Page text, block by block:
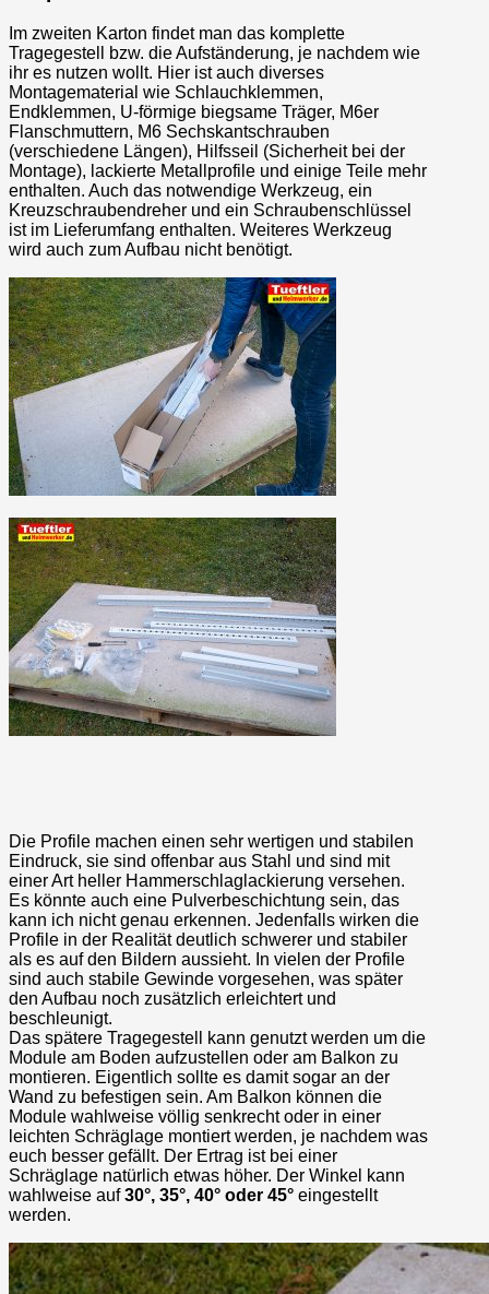
Im zweiten Karton findet man das komplette
Tragegestell bzw. die Aufständerung, je nachdem wie
ihr es nutzen wollt. Hier ist auch diverses
Montagematerial wie Schlauchklemmen,
Endklemmen, U-förmige biegsame Träger, M6er
Flanschmuttern, M6 Sechskantschrauben
(verschiedene Längen), Hilfsseil (Sicherheit bei der
Montage), lackierte Metallprofile und einige Teile mehr
enthalten. Auch das notwendige Werkzeug, ein
Kreuzschraubendreher und ein Schraubenschlüssel
ist im Lieferumfang enthalten. Weiteres Werkzeug
wird auch zum Aufbau nicht benötigt.
Die Profile machen einen sehr wertigen und stabilen
Eindruck, sie sind offenbar aus Stahl und sind mit
einer Art heller Hammerschlaglackierung versehen.
Es könnte auch eine Pulverbeschichtung sein, das
kann ich nicht genau erkennen. Jedenfalls wirken die
Profile in der Realität deutlich schwerer und stabiler
als es auf den Bildern aussieht. In vielen der Profile
sind auch stabile Gewinde vorgesehen, was später
den Aufbau noch zusätzlich erleichtert und
beschleunigt.
Das spätere Tragegestell kann genutzt werden um die
Module am Boden aufzustellen oder am Balkon zu
montieren. Eigentlich sollte es damit sogar an der
Wand zu befestigen sein. Am Balkon können die
Module wahlweise völlig senkrecht oder in einer
leichten Schräglage montiert werden, je nachdem was
euch besser gefällt. Der Ertrag ist bei einer
Schräglage natürlich etwas höher. Der Winkel kann
wahlweise auf30°, 35°, 40° oder 45° eingestellt
werden.